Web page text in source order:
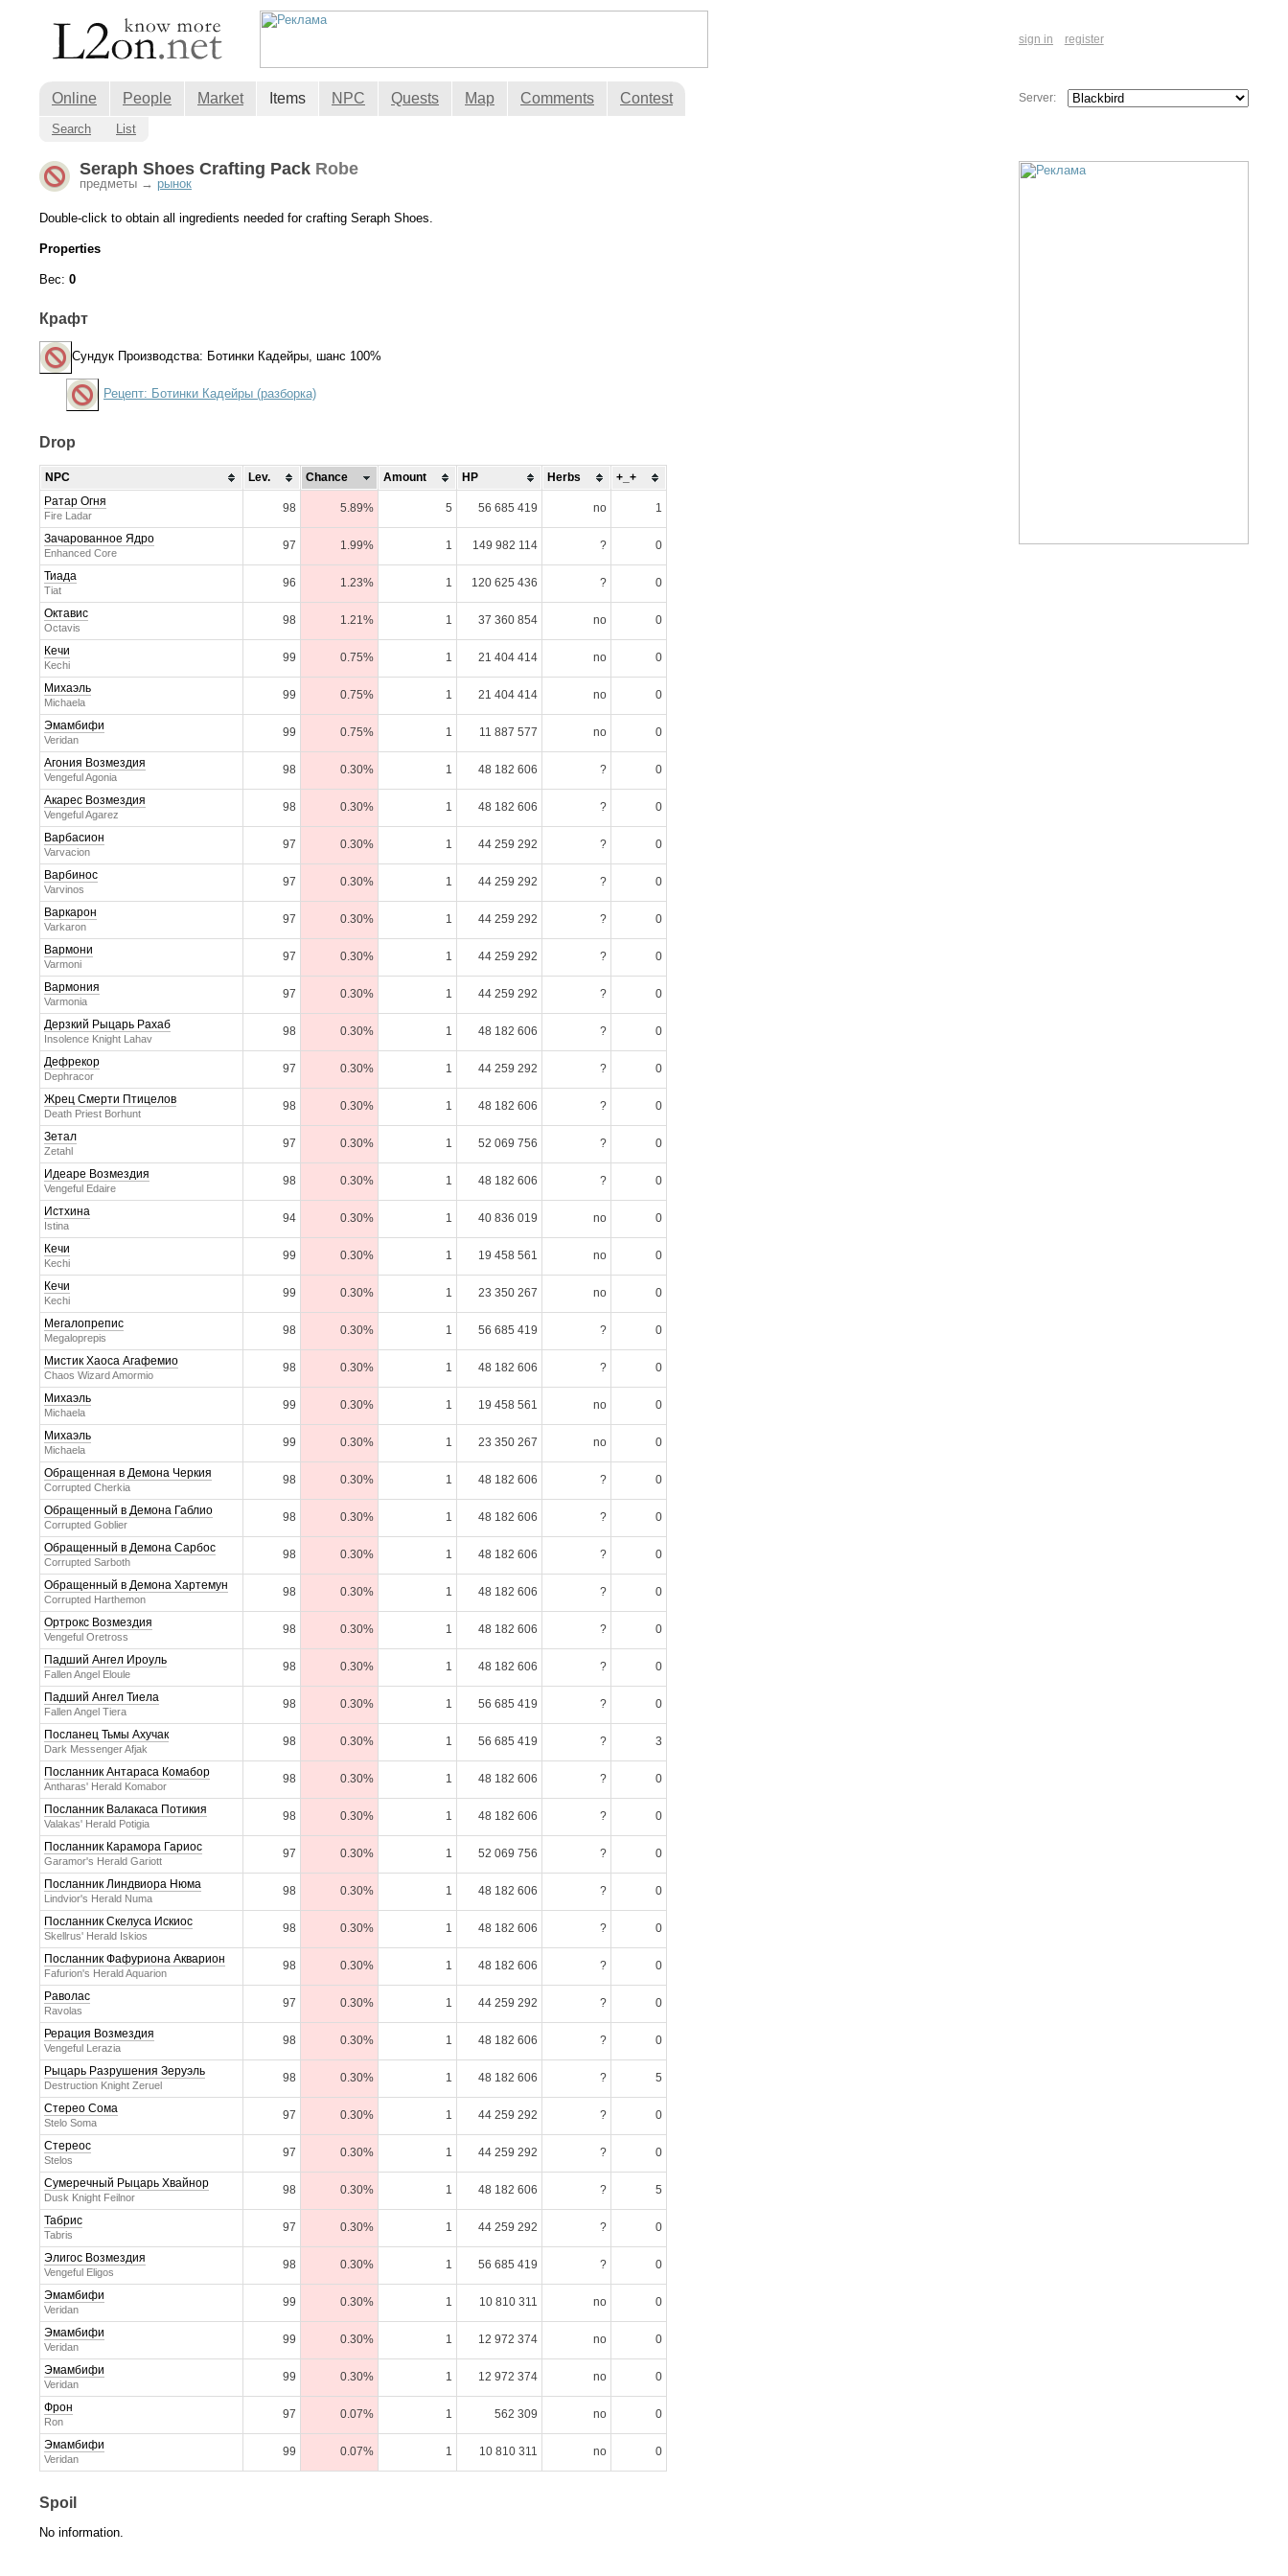
sign in register
Online People Market Items NPC Quests Map Comments Contest
Search List
Server:
Seraph Shoes Crafting Pack Robe
предметы → рынок
Double-click to obtain all ingredients needed for crafting Seraph Shoes.
Properties
Вес: 0
Крафт
Сундук Производства: Ботинки Кадейры, шанс 100%
Рецепт: Ботинки Кадейры (разборка)
Drop
NPC Lev. Chance Amount HP Herbs
+_+
Ратар Огня
Fire Ladar
98 5.89% 5 56 685 419 no 1
Зачарованное Ядро
Enhanced Core
97 1.99% 1 149 982 114 ? 0
Тиада
Tiat
96 1.23% 1 120 625 436 ? 0
Октавис
Octavis
98 1.21% 1 37 360 854 no 0
Кечи
Kechi
99 0.75% 1 21 404 414 no 0
Михаэль
Michaela
99 0.75% 1 21 404 414 no 0
Эмамбифи
Veridan
99 0.75% 1 11 887 577 no 0
Агония Возмездия
Vengeful Agonia
98 0.30% 1 48 182 606 ? 0
Акарес Возмездия
Vengeful Agarez
98 0.30% 1 48 182 606 ? 0
Варбасион
Varvacion
97 0.30% 1 44 259 292 ? 0
Варбинос
Varvinos
97 0.30% 1 44 259 292 ? 0
Варкарон
Varkaron
97 0.30% 1 44 259 292 ? 0
Вармони
Varmoni
97 0.30% 1 44 259 292 ? 0
Вармония
Varmonia
97 0.30% 1 44 259 292 ? 0
Дерзкий Рыцарь Рахаб
Insolence Knight Lahav
98 0.30% 1 48 182 606 ? 0
Дефрекор
Dephracor
97 0.30% 1 44 259 292 ? 0
Жрец Смерти Птицелов
Death Priest Borhunt
98 0.30% 1 48 182 606 ? 0
Зетал
Zetahl
97 0.30% 1 52 069 756 ? 0
Идеаре Возмездия
Vengeful Edaire
98 0.30% 1 48 182 606 ? 0
Истхина
Istina
94 0.30% 1 40 836 019 no 0
Кечи
Kechi
99 0.30% 1 19 458 561 no 0
Кечи
Kechi
99 0.30% 1 23 350 267 no 0
Мегалопрепис
Megaloprepis
98 0.30% 1 56 685 419 ? 0
Мистик Хаоса Агафемио
Chaos Wizard Amormio
98 0.30% 1 48 182 606 ? 0
Михаэль
Michaela
99 0.30% 1 19 458 561 no 0
Михаэль
Michaela
99 0.30% 1 23 350 267 no 0
Обращенная в Демона Черкия
Corrupted Cherkia
98 0.30% 1 48 182 606 ? 0
Обращенный в Демона Габлио
Corrupted Goblier
98 0.30% 1 48 182 606 ? 0
Обращенный в Демона Сарбос
Corrupted Sarboth
98 0.30% 1 48 182 606 ? 0
Обращенный в Демона Хартемун
Corrupted Harthemon
98 0.30% 1 48 182 606 ? 0
Ортрокс Возмездия
Vengeful Oretross
98 0.30% 1 48 182 606 ? 0
Падший Ангел Ироуль
Fallen Angel Eloule
98 0.30% 1 48 182 606 ? 0
Падший Ангел Тиела
Fallen Angel Tiera
98 0.30% 1 56 685 419 ? 0
Посланец Тьмы Ахучак
Dark Messenger Afjak
98 0.30% 1 56 685 419 ? 3
Посланник Антараса Комабор
Antharas' Herald Komabor
98 0.30% 1 48 182 606 ? 0
Посланник Валакаса Потикия
Valakas' Herald Potigia
98 0.30% 1 48 182 606 ? 0
Посланник Карамора Гариос
Garamor's Herald Gariott
97 0.30% 1 52 069 756 ? 0
Посланник Линдвиора Нюма
Lindvior's Herald Numa
98 0.30% 1 48 182 606 ? 0
Посланник Скелуса Искиос
Skellrus' Herald Iskios
98 0.30% 1 48 182 606 ? 0
Посланник Фафуриона Акварион
Fafurion's Herald Aquarion
98 0.30% 1 48 182 606 ? 0
Раволас
Ravolas
97 0.30% 1 44 259 292 ? 0
Рерация Возмездия
Vengeful Lerazia
98 0.30% 1 48 182 606 ? 0
Рыцарь Разрушения Зеруэль
Destruction Knight Zeruel
98 0.30% 1 48 182 606 ? 5
Стерео Сома
Stelo Soma
97 0.30% 1 44 259 292 ? 0
Стереос
Stelos
97 0.30% 1 44 259 292 ? 0
Сумеречный Рыцарь Хвайнор
Dusk Knight Feilnor
98 0.30% 1 48 182 606 ? 5
Табрис
Tabris
97 0.30% 1 44 259 292 ? 0
Элигос Возмездия
Vengeful Eligos
98 0.30% 1 56 685 419 ? 0
Эмамбифи
Veridan
99 0.30% 1 10 810 311 no 0
Эмамбифи
Veridan
99 0.30% 1 12 972 374 no 0
Эмамбифи
Veridan
99 0.30% 1 12 972 374 no 0
Фрон
Ron
97 0.07% 1 562 309 no 0
Эмамбифи
Veridan
99 0.07% 1 10 810 311 no 0
Spoil
No information.